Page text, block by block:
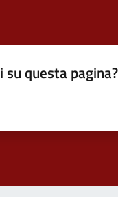
questa pagina?